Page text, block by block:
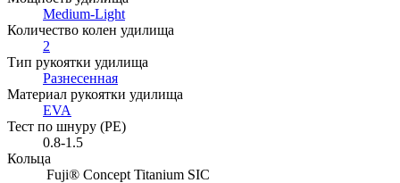
Medium-Light
Количество колен удилища
2
Тип рукоятки удилища
Разнесенная
Материал рукоятки удилища
EVA
Тест по шнуру (PE)
0.8-1.5
Кольца
Fuji® Concept Titanium SIC